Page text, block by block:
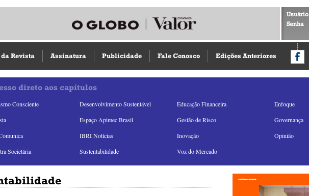
Usuário
Senha
Revista Assinatura Publicidade Fale Conosco Edições Anteriores
direto aos capítulos
Consciente Desenvolvimento Sustentável Educação Financeira
Enfoque
Espaço Apimec Brasil Gestão de Risco
Governança
IBRI Notícias Inovação
Opinião
Societária
Sustentabilidade Voz do Mercado